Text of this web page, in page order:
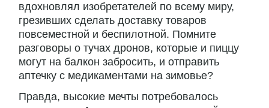
вдохновлял изобретателей по всему миру,
грезивших сделать доставку товаров
повсеместной и беспилотной. Помните
разговоры о тучах дронов, которые и пиццу
могут на балкон забросить, и отправить
аптечку с медикаментами на зимовье?
Правда, высокие мечты потребовалось